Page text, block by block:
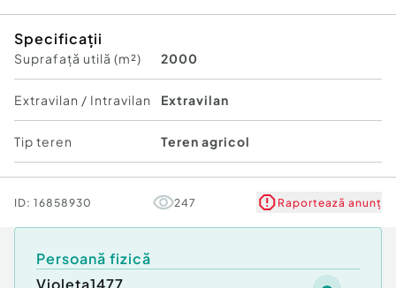
Specificații
Suprafață utilă (m²) 2000
Extravilan / Intravilan Extravilan
Tip teren Teren agricol
ID: 16858930 247 Raportează anunț
Persoană fizică
Violeta1477